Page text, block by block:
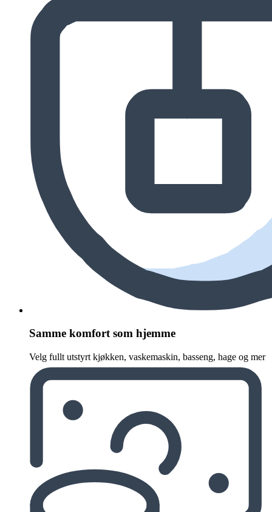
Samme komfort som hjemme
Velg fullt utstyrt kjøkken, vaskemaskin, basseng, hage og mer